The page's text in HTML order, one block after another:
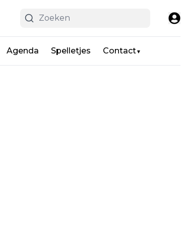
Agenda Spelletjes Contact▼